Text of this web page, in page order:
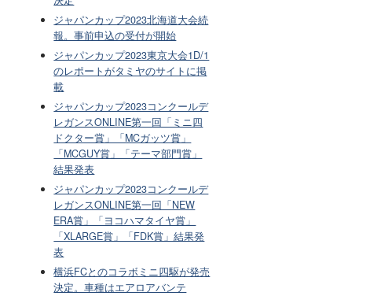
ジャパンカップ2023北海道大会続
報。事前申込の受付が開始
ジャパンカップ2023東京大会1D/1
のレポートがタミヤのサイトに掲
載
ジャパンカップ2023コンクールデ
レガンスONLINE第一回「ミニ四
ドクター賞」「MCガッツ賞」
「MCGUY賞」「テーマ部門賞」
結果発表
ジャパンカップ2023コンクールデ
レガンスONLINE第一回「NEW
ERA賞」「ヨコハマタイヤ賞」
「XLARGE賞」「FDK賞」結果発
表
横浜FCとのコラボミニ四駆が発売
決定。車種はエアロアバンテ